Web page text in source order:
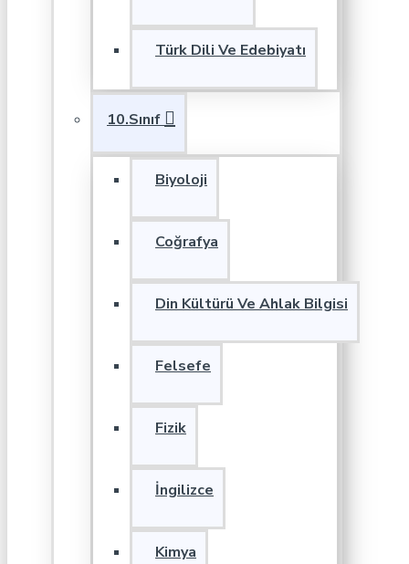
Türk Dili Ve Edebiyatı
10.Sınıf
Biyoloji
Coğrafya
Din Kültürü Ve Ahlak Bilgisi
Felsefe
Fizik
İngilizce
Kimya